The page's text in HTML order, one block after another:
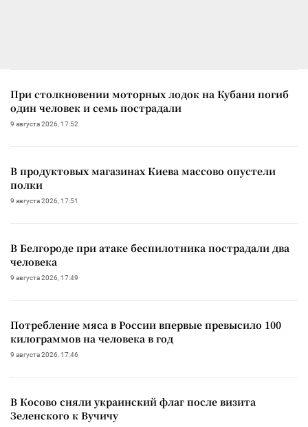
При столкновении моторных лодок на Кубани погиб
один человек и семь пострадали
9 августа 2026, 17:52
В продуктовых магазинах Киева массово опустели
полки
9 августа 2026, 17:51
В Белгороде при атаке беспилотника пострадали два
человека
9 августа 2026, 17:49
Потребление мяса в России впервые превысило 100
килограммов на человека в год
9 августа 2026, 17:46
В Косово сняли украинский флаг после визита
Зеленского к Вучичу